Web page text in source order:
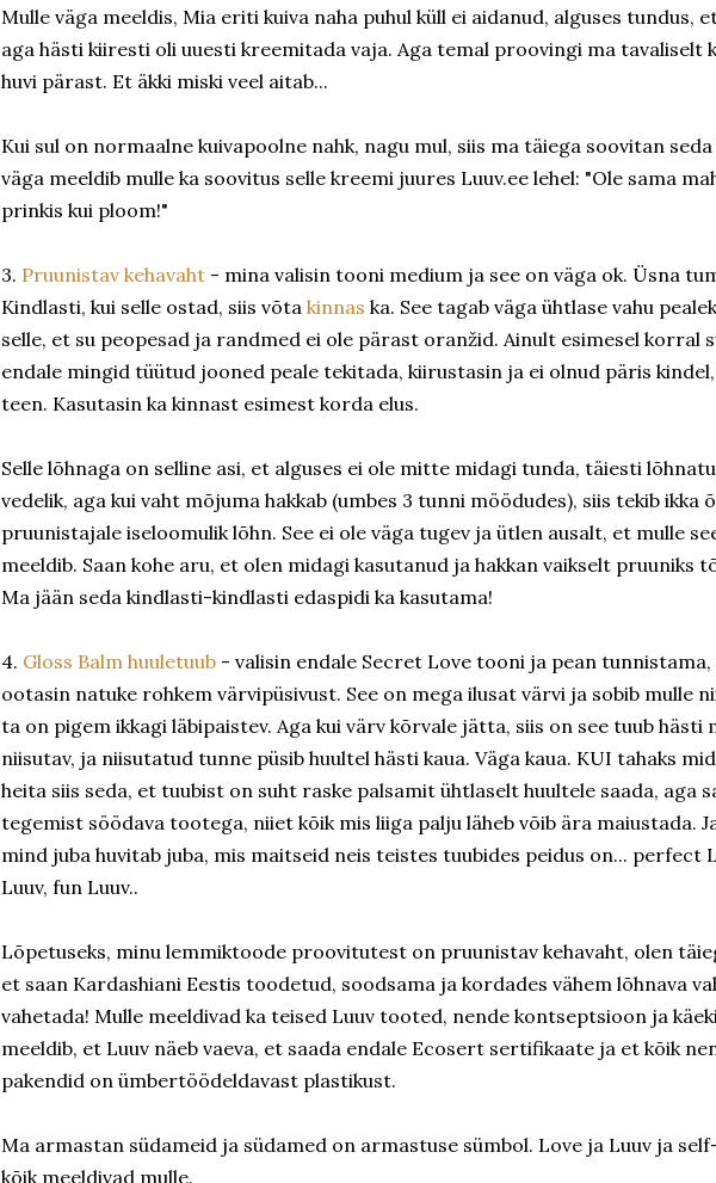
Mulle väga meeldis, Mia eriti kuiva naha puhul küll ei aidanud, alguses tundus,
aga hästi kiiresti oli uuesti kreemitada vaja. Aga temal proovingi ma tavaliselt
huvi pärast. Et äkki miski veel aitab...
Kui sul on normaalne kuivapoolne nahk, nagu mul, siis ma täiega soovitan seda
väga meeldib mulle ka soovitus selle kreemi juures Luuv.ee lehel: "Ole sama
prinkis kui ploom!"
3. Pruunistav kehavaht - mina valisin tooni medium ja see on väga ok. Üsna
Kindlasti, kui selle ostad, siis võta kinnas ka. See tagab väga ühtlase vahu
selle, et su peopesad ja randmed ei ole pärast oranžid. Ainult esimesel korral
endale mingid tüütud jooned peale tekitada, kiirustasin ja ei olnud päris
teen. Kasutasin ka kinnast esimest korda elus.
Selle lõhnaga on selline asi, et alguses ei ole mitte midagi tunda, täiesti
vedelik, aga kui vaht mõjuma hakkab (umbes 3 tunni möödudes), siis tekib ikka
pruunistajale iseloomulik lõhn. See ei ole väga tugev ja ütlen ausalt, et mulle
meeldib. Saan kohe aru, et olen midagi kasutanud ja hakkan vaikselt pruuniks
Ma jään seda kindlasti-kindlasti edaspidi ka kasutama!
4. Gloss Balm huuletuub - valisin endale Secret Love tooni ja pean
ootasin natuke rohkem värvipüsivust. See on mega ilusat värvi ja sobib mulle
ta on pigem ikkagi läbipaistev. Aga kui värv kõrvale jätta, siis on see tuub hästi
niisutav, ja niisutatud tunne püsib huultel hästi kaua. Väga kaua. KUI tahaks
heita siis seda, et tuubist on suht raske palsamit ühtlaselt huultele saada, aga
tegemist söödava tootega, niiet kõik mis liiga palju läheb võib ära maiustada.
mind juba huvitab juba, mis maitseid neis teistes tuubides peidus on... perfect
Luuv, fun Luuv..
Lõpetuseks, minu lemmiktoode proovitutest on pruunistav kehavaht, olen
et saan Kardashiani Eestis toodetud, soodsama ja kordades vähem lõhnava
vahetada! Mulle meeldivad ka teised Luuv tooted, nende kontseptsioon ja
meeldib, et Luuv näeb vaeva, et saada endale Ecosert sertifikaate ja et kõik
pakendid on ümbertöödeldavast plastikust.
Ma armastan südameid ja südamed on armastuse sümbol. Love ja Luuv ja
kõik meeldivad mulle.